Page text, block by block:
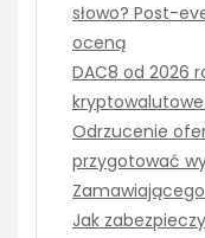
słowo? Post-
oceną
DAC8 od 2026
kryptowalutowe
Odrzucenie
przygotować
Zamawiającego
Jak